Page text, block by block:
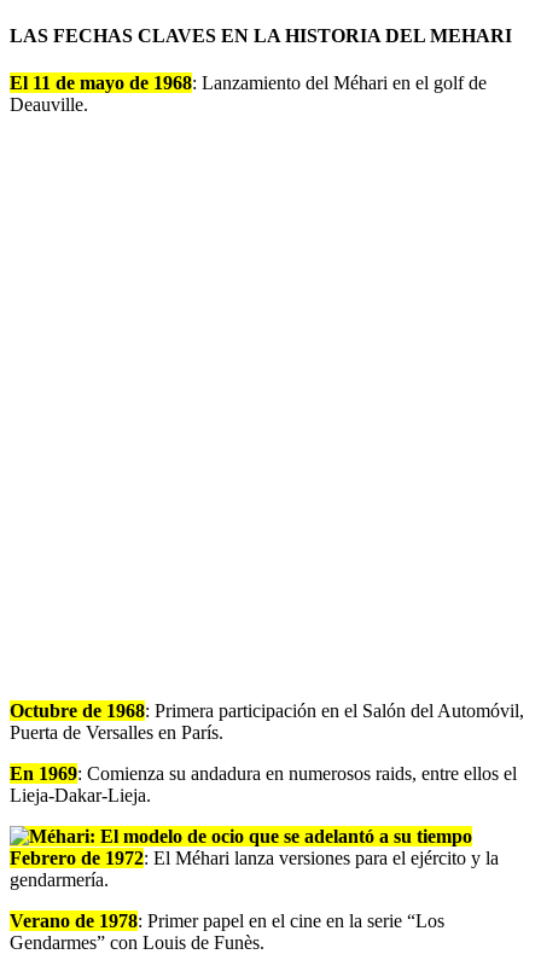
LAS FECHAS CLAVES EN LA HISTORIA DEL MEHARI
El 11 de mayo de 1968: Lanzamiento del Méhari en el golf de
Deauville.
Octubre de 1968: Primera participación en el Salón del Automóvil,
Puerta de Versalles en París.
En 1969: Comienza su andadura en numerosos raids, entre ellos el
Lieja-Dakar-Lieja.
Febrero de 1972: El Méhari lanza versiones para el ejército y la
gendarmería.
Verano de 1978: Primer papel en el cine en la serie “Los
Gendarmes” con Louis de Funès.